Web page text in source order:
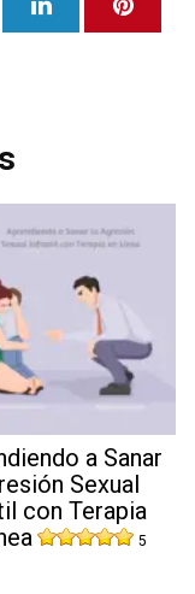
a Sanar
Sexual
con Terapia
5